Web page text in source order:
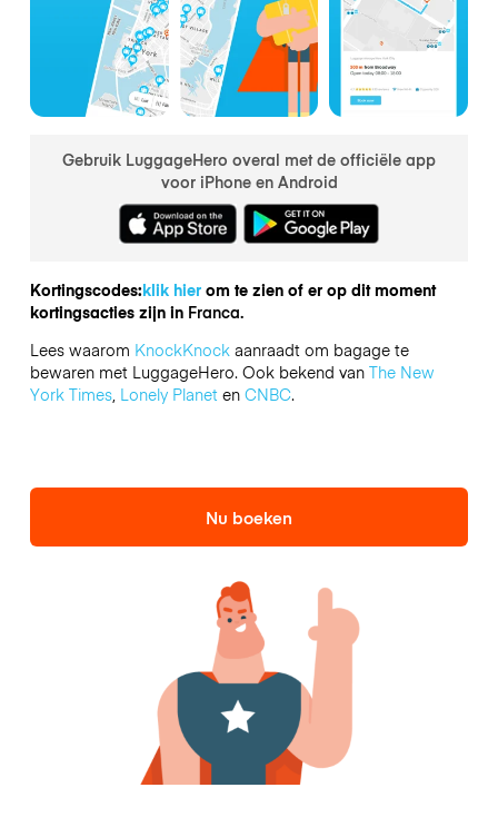
Gebruik LuggageHero overal met de officiële app
voor iPhone en Android
Kortingscodes:klik hierom te zien of er op dit moment
kortingsacties zijn in Franca.
Lees waarom KnockKnockaanraadt om bagage te
bewaren met LuggageHero. Ook bekend van The New
York Times, Lonely Planeten CNBC.
Nu boeken